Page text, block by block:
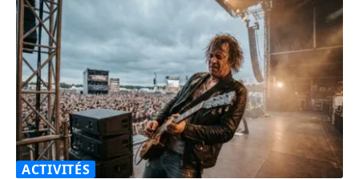
ACTIVITÉS